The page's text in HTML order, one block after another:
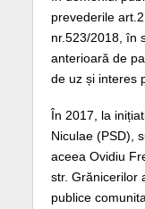
prevederile
nr.523/2018, în
anterioară de
de uz și interes
În 2017, la
Niculae (PSD),
aceea Ovidiu
str. Grănicerilor
publice